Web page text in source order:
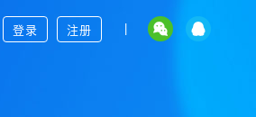
登录 注册